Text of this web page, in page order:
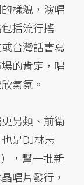
樣貌，演唱
括流行搖
台灣話書寫
的肯定，唱
氣氛。
另類、前衛
是DJ林志
，幫一批新
唱片發行，